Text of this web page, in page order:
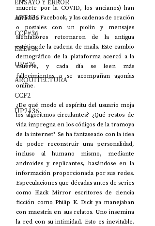
ENSAYO Y ERROR
ART#36
CCF#36
E&E#36
UP#36
ARQUITECTURA
CCF2
UP2#36
muerte por la COVID, los ancianos) han
invadido Facebook, y las cadenas de oración
o postales con un piolín y mensajes
alentadores retornaron de la antigua
estética de la cadena de mails. Este cambio
demográfico de la plataforma acercó a la
muerte, y cada día se leen más
fallecimientos o se acompañan agonías
online.
¿De qué modo el espíritu del usuario moja
los algoritmos circulantes? ¿Qué restos de
vida impregna en los códigos de la tramoya
de la internet? Se ha fantaseado con la idea
de poder reconstruir una personalidad,
incluso al humano mismo, mediante
androides y replicantes, basándose en la
información proporcionada por sus redes.
Especulaciones que décadas antes de series
como Black Mirror escritores de ciencia
ficción como Philip K. Dick ya manejaban
con maestría en sus relatos. Uno insemina
la red con su intimidad. Esto es inevitable.